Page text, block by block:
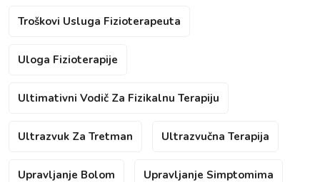
Troškovi Usluga Fizioterapeuta
Uloga Fizioterapije
Ultimativni Vodič Za Fizikalnu Terapiju
Ultrazvuk Za Tretman Ultrazvučna Terapija
Upravljanje Bolom Upravljanje Simptomima